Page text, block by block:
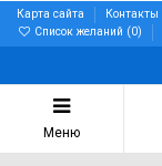
Карта сайта Контакты
Список желаний (0)
Меню